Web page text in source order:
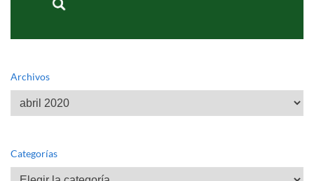
Archivos
Archivos
Categorías
Categorías